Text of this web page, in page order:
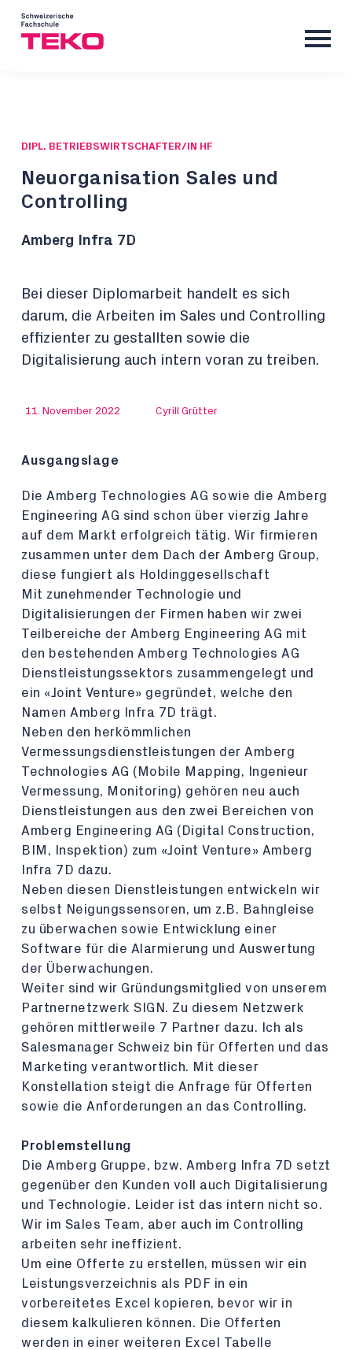
DIPL. BETRIEBSWIRTSCHAFTER/IN HF
Neuorganisation Sales und
Controlling
Amberg Infra 7D
Bei dieser Diplomarbeit handelt es sich
darum, die Arbeiten im Sales und Controlling
effizienter zu gestallten sowie die
Digitalisierung auch intern voran zu treiben.
11. November 2022 Cyrill Grütter
Ausgangslage
Die Amberg Technologies AG sowie die Amberg
Engineering AG sind schon über vierzig Jahre
auf dem Markt erfolgreich tätig. Wir firmieren
zusammen unter dem Dach der Amberg Group,
diese fungiert als Holdinggesellschaft
Mit zunehmender Technologie und
Digitalisierungen der Firmen haben wir zwei
Teilbereiche der Amberg Engineering AG mit
den bestehenden Amberg Technologies AG
Dienstleistungssektors zusammengelegt und
ein «Joint Venture» gegründet, welche den
Namen Amberg Infra 7D trägt.
Neben den herkömmlichen
Vermessungsdienstleistungen der Amberg
Technologies AG (Mobile Mapping, Ingenieur
Vermessung, Monitoring) gehören neu auch
Dienstleistungen aus den zwei Bereichen von
Amberg Engineering AG (Digital Construction,
BIM, Inspektion) zum «Joint Venture» Amberg
Infra 7D dazu.
Neben diesen Dienstleistungen entwickeln wir
selbst Neigungssensoren, um z.B. Bahngleise
zu überwachen sowie Entwicklung einer
Software für die Alarmierung und Auswertung
der Überwachungen.
Weiter sind wir Gründungsmitglied von unserem
Partnernetzwerk SIGN. Zu diesem Netzwerk
gehören mittlerweile 7 Partner dazu. Ich als
Salesmanager Schweiz bin für Offerten und das
Marketing verantwortlich. Mit dieser
Konstellation steigt die Anfrage für Offerten
sowie die Anforderungen an das Controlling.
Problemstellung
Die Amberg Gruppe, bzw. Amberg Infra 7D setzt
gegenüber den Kunden voll auch Digitalisierung
und Technologie. Leider ist das intern nicht so.
Wir im Sales Team, aber auch im Controlling
arbeiten sehr ineffizient.
Um eine Offerte zu erstellen, müssen wir ein
Leistungsverzeichnis als PDF in ein
vorbereitetes Excel kopieren, bevor wir in
diesem kalkulieren können. Die Offerten
werden in einer weiteren Excel Tabelle